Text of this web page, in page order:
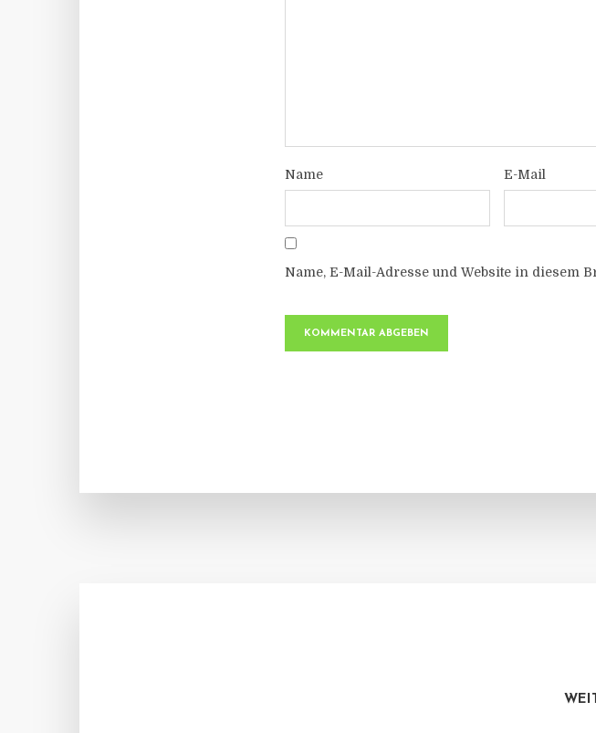
Name E-Mail
Name, E-Mail-Adresse und Website in diesem